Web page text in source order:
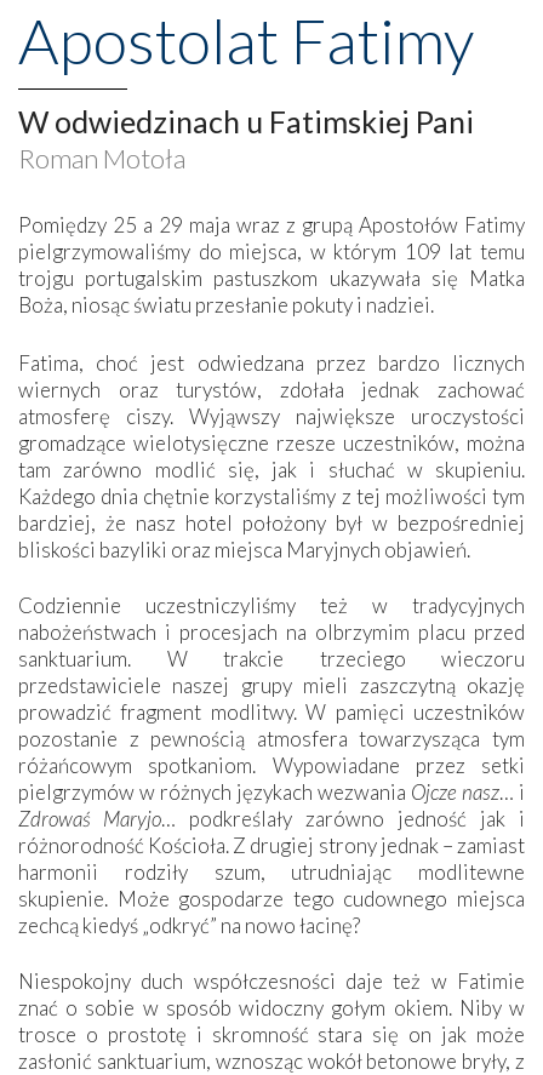
Apostolat Fatimy
W odwiedzinach u Fatimskiej Pani
Roman Motoła
Pomiędzy 25 a 29 maja wraz z grupą Apostołów Fatimy
pielgrzymowaliśmy do miejsca, w którym 109 lat temu
trojgu portugalskim pastuszkom ukazywała się Matka
Boża, niosąc światu przesłanie pokuty i nadziei.
Fatima, choć jest odwiedzana przez bardzo licznych
wiernych oraz turystów, zdołała jednak zachować
atmosferę ciszy. Wyjąwszy największe uroczystości
gromadzące wielotysięczne rzesze uczestników, można
tam zarówno modlić się, jak i słuchać w skupieniu.
Każdego dnia chętnie korzystaliśmy z tej możliwości tym
bardziej, że nasz hotel położony był w bezpośredniej
bliskości bazyliki oraz miejsca Maryjnych objawień.
Codziennie uczestniczyliśmy też w tradycyjnych
nabożeństwach i procesjach na olbrzymim placu przed
sanktuarium. W trakcie trzeciego wieczoru
przedstawiciele naszej grupy mieli zaszczytną okazję
prowadzić fragment modlitwy. W pamięci uczestników
pozostanie z pewnością atmosfera towarzysząca tym
różańcowym spotkaniom. Wypowiadane przez setki
pielgrzymów w różnych językach wezwania Ojcze nasz… i
Zdrowaś Maryjo… podkreślały zarówno jedność jak i
różnorodność Kościoła. Z drugiej strony jednak – zamiast
harmonii rodziły szum, utrudniając modlitewne
skupienie. Może gospodarze tego cudownego miejsca
zechcą kiedyś „odkryć” na nowo łacinę?
Niespokojny duch współczesności daje też w Fatimie
znać o sobie w sposób widoczny gołym okiem. Niby w
trosce o prostotę i skromność stara się on jak może
zasłonić sanktuarium, wznosząc wokół betonowe bryły, z